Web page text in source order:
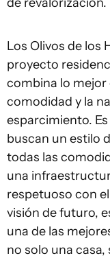
Los Olivos de los
proyecto
combina lo mejor
comodidad y la
esparcimiento.
buscan un estilo
todas las
una
respetuoso con
visión de futuro,
una de las
no solo una